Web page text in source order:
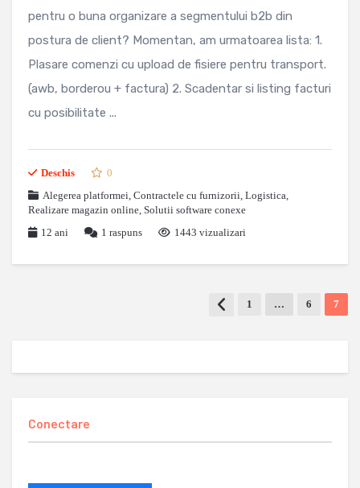
pentru o buna organizare a segmentului b2b din
postura de client? Momentan, am urmatoarea lista: 1.
Plasare comenzi cu upload de fisiere pentru transport.
(awb, borderou + factura) 2. Scadentar si listing facturi
cu posibilitate ...
Deschis
0
Alegerea platformei, Contractele cu furnizorii, Logistica,
Realizare magazin online, Solutii software conexe
12 ani
1 raspuns 1443 vizualizari
1 … 6 7
Conectare